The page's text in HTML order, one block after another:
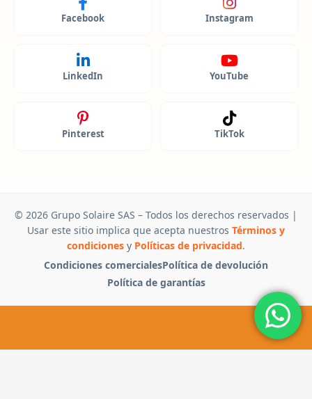
Facebook Instagram
LinkedIn YouTube
Pinterest TikTok
© 2026 Grupo Solaire SAS – Todos los derechos reservados |
Usar este sitio implica que acepta nuestros Términos y
condiciones y Políticas de privacidad.
Condiciones comercialesPolítica de devolución
Política de garantías